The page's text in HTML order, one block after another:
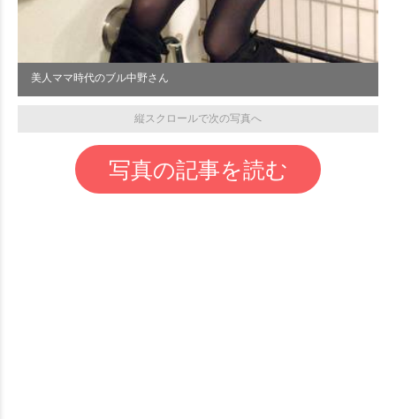
美人ママ時代のブル中野さん
縦スクロールで次の写真へ
写真の記事を読む